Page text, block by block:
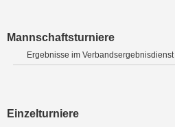
Mannschaftsturniere
Ergebnisse im Verbandsergebnisdienst
Einzelturniere